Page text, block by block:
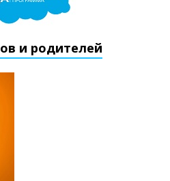
и родителей